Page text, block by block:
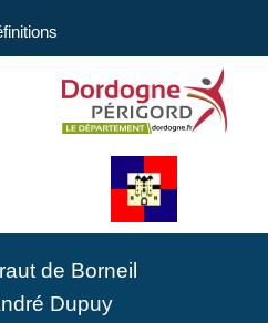
de Borneil
Dupuy